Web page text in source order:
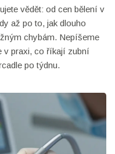
vědět: od cen bělení v
až po to, jak dlouho
chybám. Nepíšeme
v praxi, co říkají zubní
po týdnu.